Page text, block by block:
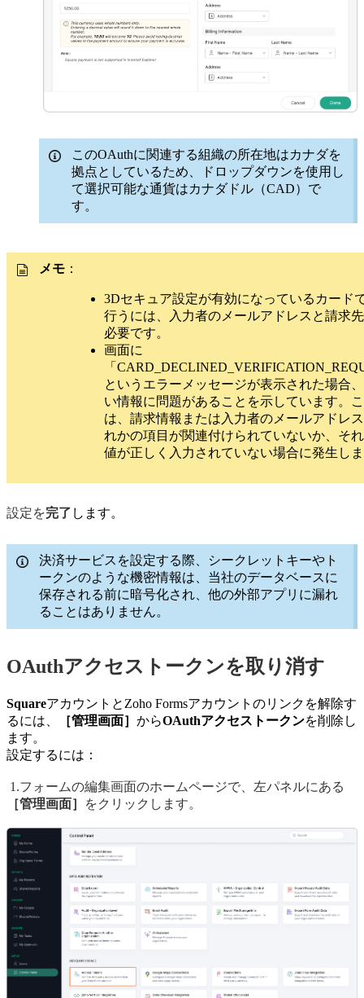
このOAuthに関連する組織の所在地はカナダを
拠点としているため、ドロップダウンを使用し
て選択可能な通貨はカナダドル（CAD）で
す。
メモ ：
3Dセキュア設定が有効になっているカード
行うには、入力者のメールアドレスと請求
必要です。
画面に
「
というエラーメッセージが表示された場合
い情報に問題があることを示しています。
は、請求情報または入力者のメールアドレ
れかの項目が関連付けられていないか、そ
値が正しく入力されていない場合に発生し
設定を完了 します。
決済サービスを設定する際、シークレットキーやト
ークンのような機密情報は、当社のデータベースに
保存される前に暗号化され、他の外部アプリに漏れ
ることはありません。
OAuthアクセストークンを取り消す
SquareアカウントとZoho Formsアカウントのリンクを解除す
るには、
［管理画面］ からOAuthアクセストークンを削除し
ます。
設定するには：
1.フォームの編集画面のホームページで、左パネルにある
［管理画面］
をクリックします。